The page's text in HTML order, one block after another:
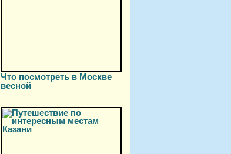
Что посмотреть в Москве
весной